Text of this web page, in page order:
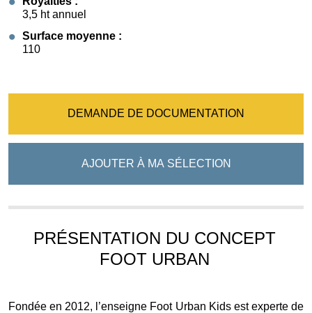
3,5 ht annuel
Surface moyenne :
110
DEMANDE DE DOCUMENTATION
AJOUTER À MA SÉLECTION
PRÉSENTATION DU CONCEPT
FOOT URBAN
Fondée en 2012, l’enseigne Foot Urban Kids est experte de